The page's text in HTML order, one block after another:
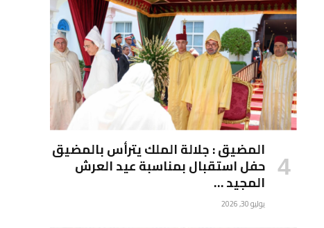
المضيق : جلالة الملك يترأس بالمضيق
حفل استقبال بمناسبة عيد العرش
المجيد …
يوليو 30, 2026